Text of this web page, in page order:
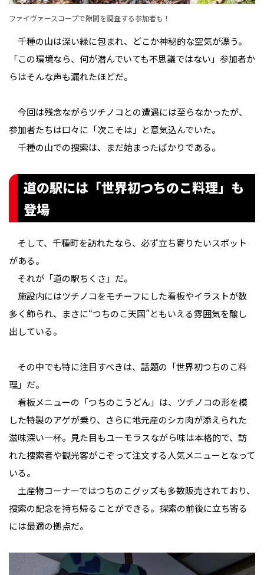
ファイヴァースコープで隙間を調査する参加者も！
千種の山は深い緑に包まれ、どこか神秘的な空気が漂う。
「この環境なら、何が潜んでいても不思議ではない」参加者か
らはそんな声も漏れたほどだ。
今回は残念ながらツチノコとの遭遇には至らなかったが、
参加者たちは口々に「次こそは」と意気込んでいた。
千種の山での捜索は、まだ始まったばかりである。
道の駅には「世界初つちのこ料理」も
登場
そして、千種町を訪れたなら、必ず立ち寄りたいスポット
がある。
それが「道の駅ちくさ」だ。
施設内にはツチノコをモチーフにした看板やイラストが数
多く飾られ、まさに“つちのこ天国”ともいえる雰囲気を醸し
出している。
その中でも特に注目すべきは、話題の「世界初つちのこ料
理」だ。
看板メニューの「つちのこうどん」は、ツチノコの形を模
した特製のアゲが乗り、さらに地元産のシカ肉が添えられた
滋味深い一杯。見た目もユーモラスながら味は本格的で、訪
れた捜索者や観光客がこぞって注文する人気メニューとなって
いる。
土産物コーナーではつちのこグッズも多数販売されており、
捜索の記念を持ち帰ることができる。探索の前後に立ち寄る
には最適の拠点だ。